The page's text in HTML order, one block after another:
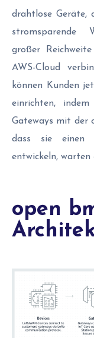
drahtlose Geräte,
stromsparende
großer
AWS-Cloud
können Kunden
einrichten,
Gateways mit der
dass sie einen
entwickeln, warten
open